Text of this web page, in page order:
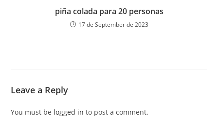
piña colada para 20 personas
17 de September de 2023
Leave a Reply
You must be logged in to post a comment.